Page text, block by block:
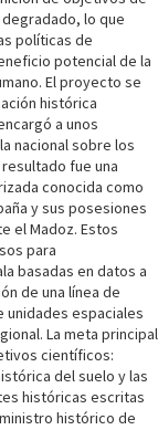
lo que
políticas de
potencial de la
El proyecto se
histórica
a unos
nacional sobre los
fue una
conocida como
y sus posesiones
el Madoz. Estos
para
basadas en datos a
de una línea de
unidades espaciales
La meta principal
científicos:
del suelo y las
históricas escritas
histórico de